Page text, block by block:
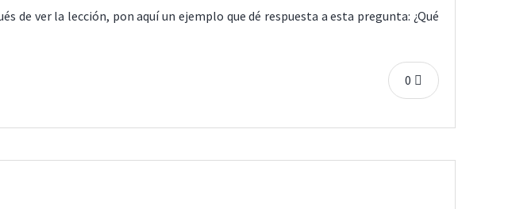
de ver la lección, pon aquí un ejemplo que dé respuesta a esta pregunta: ¿Qué
0